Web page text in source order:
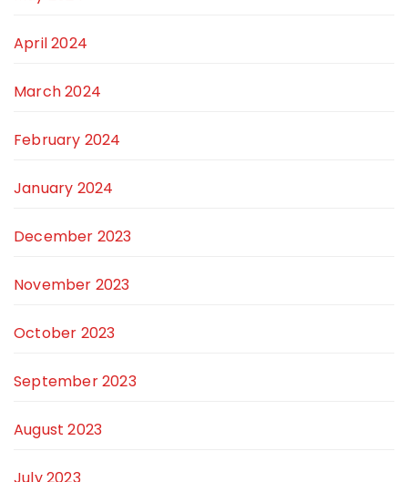
April 2024
March 2024
February 2024
January 2024
December 2023
November 2023
October 2023
September 2023
August 2023